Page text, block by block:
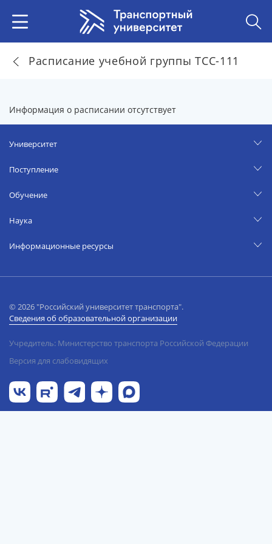
Расписание учебной группы ТСС-111
Информация о расписании отсутствует
Университет
Поступление
Обучение
Наука
Информационные ресурсы
© 2026 "Российский университет транспорта".
Сведения об образовательной организации
Учредитель: Министерство транспорта Российской Федерации
Версия для слабовидящих